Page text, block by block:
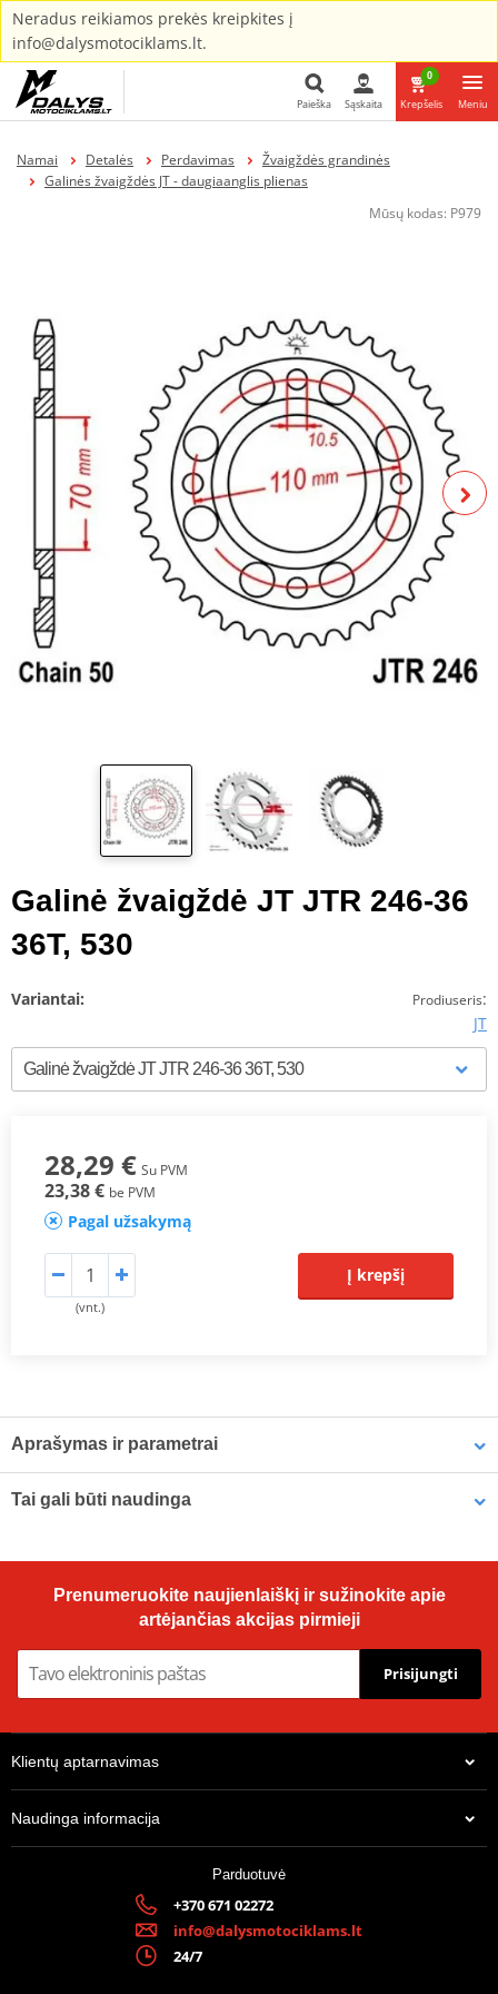
Neradus reikiamos prekės kreipkites į
info@dalysmotociklams.lt.
Paieška Sąskaita
0
Krepšelis Meniu
Namai Detalės Perdavimas
Žvaigždės grandinės
Galinės žvaigždės JT - daugiaanglis plienas
Mūsų kodas: P979
Galinė žvaigždė JT JTR 246-36
36T, 530
Prodiuseris:
JT
Variantai:
28,29 € Su PVM
23,38 € be PVM
Pagal užsakymą
(vnt.)
Į krepšį
Aprašymas ir parametrai
Prodiuseris
Tai gali būti naudinga
36T, 530
27,45 €
Pagal užsakymą
Prenumeruokite naujienlaiškį ir sužinokite apie
artėjančias akcijas pirmieji
Prisijungti
Klientų aptarnavimas
Naudinga informacija
Parduotuvė
+370 671 02272
info@dalysmotociklams.lt
24/7